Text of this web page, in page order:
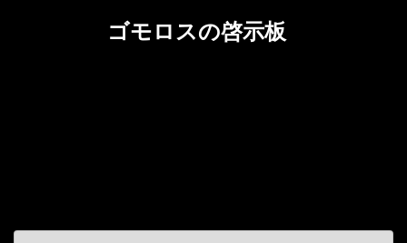
ゴモロスの啓示板